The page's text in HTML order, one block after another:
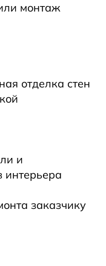
монтаж
отделка стен
и
интерьера
заказчику